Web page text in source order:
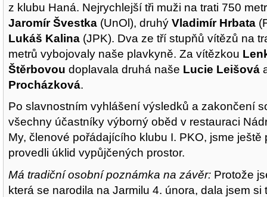
z klubu Haná. Nejrychlejší tři muži na trati 750
Jaromír Švestka (UnOl), druhý Vladimír Hrbata
Lukáš Kalina (JPK). Dva ze tří stupňů vítězů na
metrů vybojovaly naše plavkyně. Za vítězkou
Štěrbovou doplavala druhá naše Lucie Leišová
Procházková.
Po slavnostním vyhlášení výsledků a zakončení
všechny účastníky výborný oběd v restauraci
My, členové pořádajícího klubu I. PKO, jsme ještě
provedli úklid vypůjčených prostor.
Má tradiční osobní poznámka na závěr: Protože
která se narodila na Jarmilu 4. února, dala jsem si